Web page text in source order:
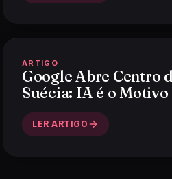
ARTIGO
Google Abre Centro
Suécia: IA é o Motivo
LER ARTIGO